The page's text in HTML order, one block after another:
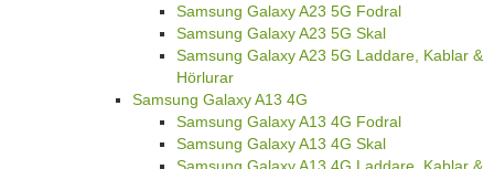
Samsung Galaxy A23 5G Fodral
Samsung Galaxy A23 5G Skal
Samsung Galaxy A23 5G Laddare, Kablar &
Hörlurar
Samsung Galaxy A13 4G
Samsung Galaxy A13 4G Fodral
Samsung Galaxy A13 4G Skal
Samsung Galaxy A13 4G Laddare, Kablar &